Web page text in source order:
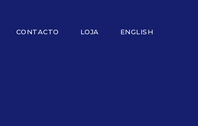
CONTACTO LOJA ENGLISH